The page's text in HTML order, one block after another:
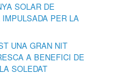
SOLAR DE
PER LA
UNA GRAN NIT
A BENEFICI DE
SOLEDAT